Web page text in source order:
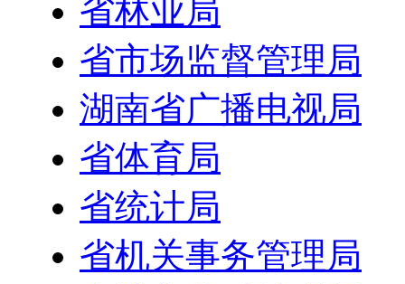
省林业局
省市场监督管理局
湖南省广播电视局
省体育局
省统计局
省机关事务管理局